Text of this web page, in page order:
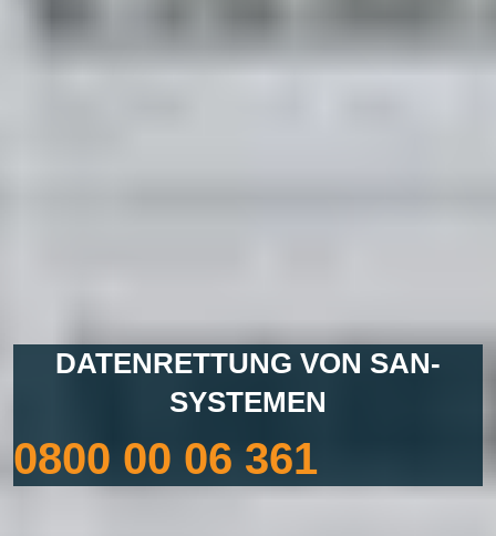
UNS AN
DATENRETTUNG VON SAN-
SYSTEMEN
0800 00 06 361